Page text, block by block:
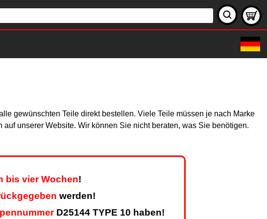
gewünschten Teile direkt bestellen. Viele Teile müssen je nach Marke
unserer Website. Wir können Sie nicht beraten, was Sie benötigen.
bis vier Wochen!
werden!
D25144 TYPE 10 haben!